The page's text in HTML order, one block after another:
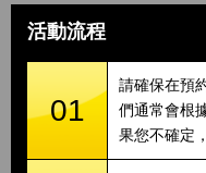
活動流程
01
請確保在預
們通常會根
果您不確定